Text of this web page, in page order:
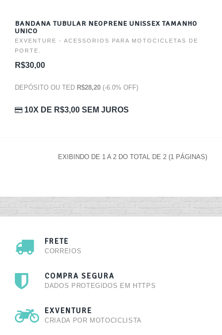
BANDANA TUBULAR NEOPRENE UNISSEX TAMANHO
UNICO
EXVENTURE - ACESSORIOS PARA MOTOCICLETAS DE
PORTE.
R$30,00
DEPÓSITO OU TED R$28,20 (-6.0% OFF)
10X DE R$3,00 SEM JUROS
EXIBINDO DE 1 A 2 DO TOTAL DE 2 (1 PÁGINAS)
FRETE
CORREIOS
COMPRA SEGURA
DADOS PROTEGIDOS EM HTTPS
EXVENTURE
CRIADA POR MOTOCICLISTA